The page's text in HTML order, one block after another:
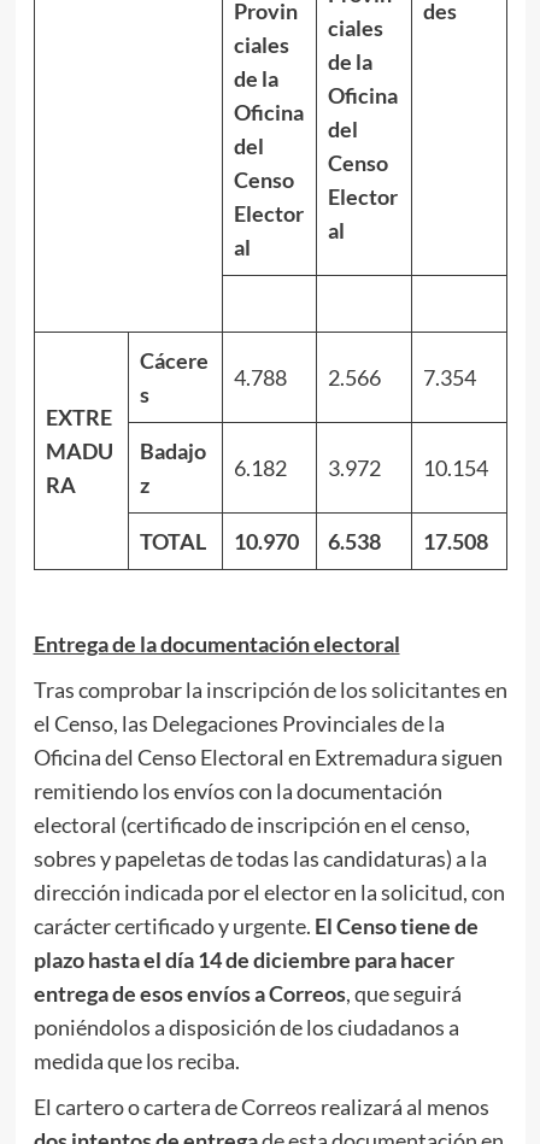
Provin
ciales
de la
Oficina
del
Censo
Elector
al
ciales
de la
Oficina
del
Censo
Elector
al
des
EXTRE
MADU
RA
Cácere
s
4.788 2.566 7.354
Badajo
z
6.182 3.972 10.154
TOTAL 10.970 6.538 17.508
Entrega de la documentación electoral
Tras comprobar la inscripción de los solicitantes en
el Censo, las Delegaciones Provinciales de la
Oficina del Censo Electoral en Extremadura siguen
remitiendo los envíos con la documentación
electoral (certificado de inscripción en el censo,
sobres y papeletas de todas las candidaturas) a la
dirección indicada por el elector en la solicitud, con
carácter certificado y urgente. El Censo tiene de
plazo hasta el día 14 de diciembre para hacer
entrega de esos envíos a Correos, que seguirá
poniéndolos a disposición de los ciudadanos a
medida que los reciba.
El cartero o cartera de Correos realizará al menos